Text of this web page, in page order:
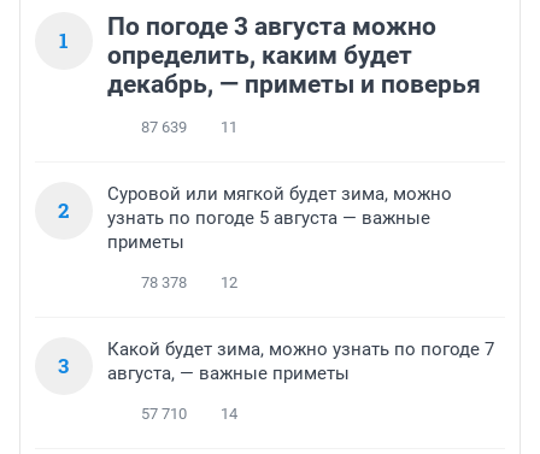
1
По погоде 3 августа можно
определить, каким будет
декабрь, — приметы и поверья
87 639 11
2
Суровой или мягкой будет зима, можно
узнать по погоде 5 августа — важные
приметы
78 378 12
3
Какой будет зима, можно узнать по погоде 7
августа, — важные приметы
57 710 14